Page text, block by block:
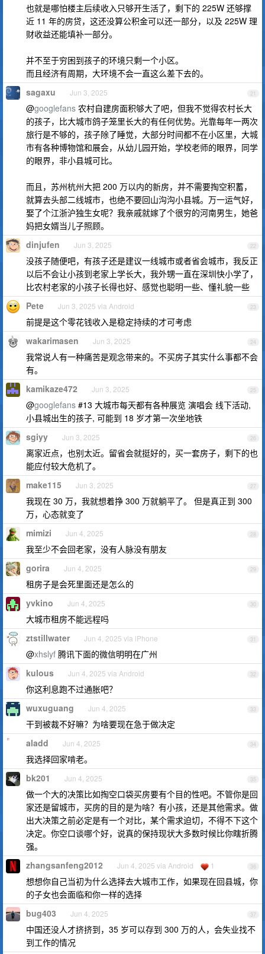
也就是哪怕楼主后续收入只够开生活了，剩下的 225W 还够撑
近 11 年的房贷，这还没算公积金可以还一部分，以及 225W 理
财收益还能填补一部分。
并不至于穷困到孩子的环境只剩一个小区。
而且经济有周期，大环境不会一直这么差下去的。
21
sagaxu Jun 3, 2025
@googlefans 农村自建房面积够大了吧，但我不觉得农村长大
的孩子，比大城市鸽子笼里长大的有任何优势。光靠每年一两次
旅行是不够的，孩子除了睡觉，大部分时间都不在小区里，大城
市有各种博物馆和展会，从幼儿园开始，学校老师的眼界，同学
的眼界，非小县城可比。
而且，苏州杭州大把 200 万以内的新房，并不需要掏空积蓄，
就算去头部二线城市，也绝不要回山沟沟小县城。万一运气好，
娶了个江浙沪独生女呢？我亲戚就嫁了个很穷的河南男生，她爸
妈把女婿当儿子照顾。
22
dinjufen Jun 3, 2025
没孩子随便吧，有孩子还是建议一线城市或者省会城市，我反正
以后不会让小孩到老家上学长大，我外甥一直在深圳快小学了，
比农村老家的小孩子长得也好、感觉也聪明一些、懂礼貌一些
23
Pete Jun 3, 2025 via Android
前提是这个零花钱收入是稳定持续的才可考虑
24
wakarimasen Jun 3, 2025
我常说人有一种痛苦是观念带来的。不买房子其实什么事都不会
有。
25
kamikaze472 Jun 3, 2025
@googlefans #13 大城市每天都有各种展览 演唱会 线下活动,
小县城出生的孩子, 可能到 18 岁才第一次坐地铁
26
sgiyy Jun 3, 2025
离家近点，也别太近。留省会就挺好的，买一套房子，剩下的也
能应付较大危机了。
27
make115 Jun 3, 2025
我现在 30 万，我就想着挣 300 万就躺平了。 但是真正到 300
万，心态就变了
28
mimizi Jun 4, 2025
我至少不会回老家，没有人脉没有朋友
29
gorira Jun 4, 2025
租房子是会死里面还是怎么的
30
yvkino Jun 4, 2025
大城市租房不能远程吗
31
ztstillwater Jun 4, 2025 via iPhone
@xhslyf 腾讯下面的微信明明在广州
32
kulous Jun 4, 2025 via Android
你这利息跑不过通胀吧？
33
wuxuguang Jun 4, 2025
干到被裁不好嘛？为啥要现在急于做决定
34
aladd Jun 4, 2025
我选择回家啃老。
35
bk201 Jun 4, 2025
做一个大的决策比如掏空口袋买房要有个目的性吧。不管你是回
家还是留城市，买房的目的是为啥？有小孩，还是其他需求。做
出大决策之前必定是有一个对比，某个需求迫切，不得不下这个
决定。你空口谈哪个好，说真的保持现状大多数时候比你瞎折腾
强。
36
zhangsanfeng2012 Jun 4, 2025 via Android 1
想想你自己当初为什么选择去大城市工作，如果现在回县城，你
的子女也会面临和你一样的选择
37
bug403 Jun 4, 2025
中国还没人才挤挤到，35 岁可以存到 300 万的人，会失业找不
到工作的情况